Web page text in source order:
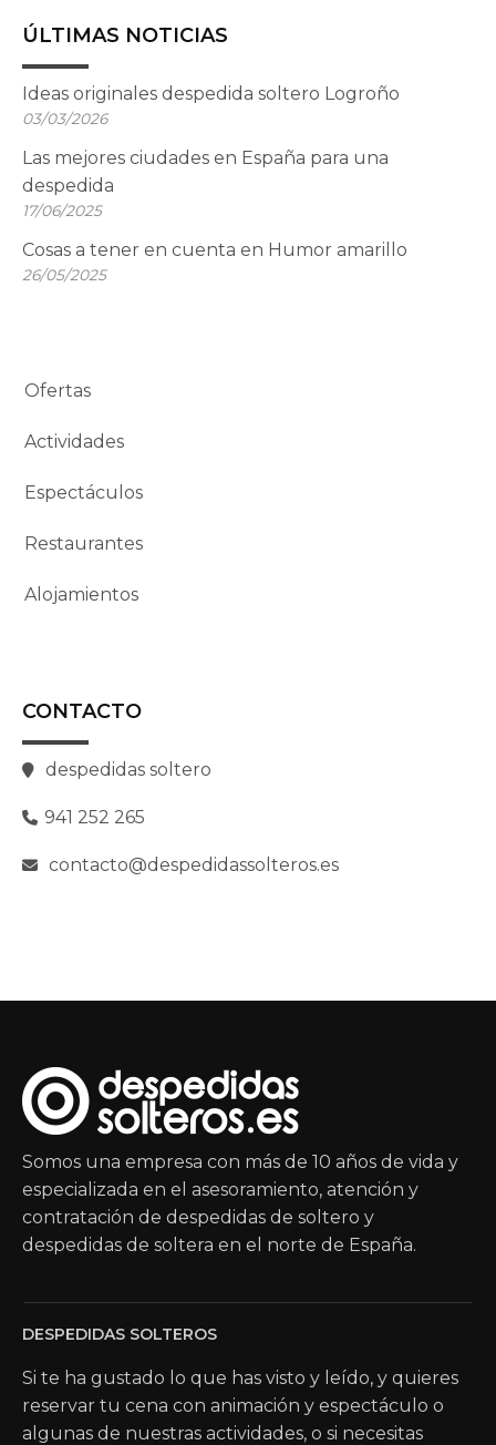
ÚLTIMAS NOTICIAS
Ideas originales despedida soltero Logroño
03/03/2026
Las mejores ciudades en España para una
despedida
17/06/2025
Cosas a tener en cuenta en Humor amarillo
26/05/2025
Ofertas
Actividades
Espectáculos
Restaurantes
Alojamientos
CONTACTO
despedidas soltero
941 252 265
contacto@despedidassolteros.es
Somos una empresa con más de 10 años de vida y
especializada en el asesoramiento, atención y
contratación de despedidas de soltero y
despedidas de soltera en el norte de España.
DESPEDIDAS SOLTEROS
Si te ha gustado lo que has visto y leído, y quieres
reservar tu cena con animación y espectáculo o
algunas de nuestras actividades, o si necesitas